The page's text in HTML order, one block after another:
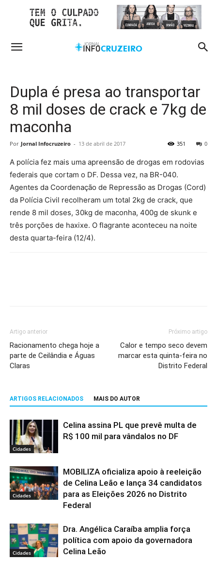
Dupla é presa ao transportar
8 mil doses de crack e 7kg de
maconha
Por Jornal Infocruzeiro - 13 de abril de 2017 0
351
A polícia fez mais uma apreensão de drogas em rodovias
federais que cortam o DF. Dessa vez, na BR-040.
Agentes da Coordenação de Repressão as Drogas (Cord)
da Polícia Civil recolheram um total 2kg de crack, que
rende 8 mil doses, 30kg de maconha, 400g de skunk e
três porções de haxixe. O flagrante aconteceu na noite
desta quarta-feira (12/4).
Artigo anterior
Racionamento chega hoje a
parte de Ceilândia e Águas
Claras
Próximo artigo
Calor e tempo seco devem
marcar esta quinta-feira no
Distrito Federal
ARTIGOS RELACIONADOS MAIS DO AUTOR
Cidades
Celina assina PL que prevê multa de
R$ 100 mil para vândalos no DF
Cidades
MOBILIZA oficializa apoio à reeleição
de Celina Leão e lança 34 candidatos
para as Eleições 2026 no Distrito
Federal
Cidades
Dra. Angélica Caraíba amplia força
política com apoio da governadora
Celina Leão